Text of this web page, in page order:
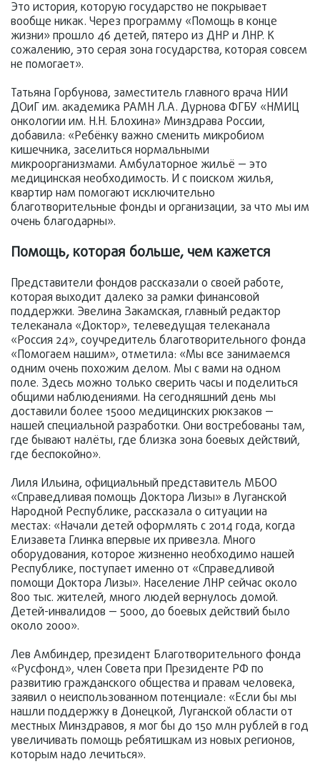
Это история, которую государство не покрывает
вообще никак. Через программу «Помощь в конце
жизни» прошло 46 детей, пятеро из ДНР и ЛНР. К
сожалению, это серая зона государства, которая совсем
не помогает».
Татьяна Горбунова, заместитель главного врача НИИ
ДОиГ им. академика РАМН Л.А. Дурнова ФГБУ «НМИЦ
онкологии им. Н.Н. Блохина» Минздрава России,
добавила: «Ребёнку важно сменить микробиом
кишечника, заселиться нормальными
микроорганизмами. Амбулаторное жильё — это
медицинская необходимость. И с поиском жилья,
квартир нам помогают исключительно
благотворительные фонды и организации, за что мы им
очень благодарны».
Помощь, которая больше, чем кажется
Представители фондов рассказали о своей работе,
которая выходит далеко за рамки финансовой
поддержки. Эвелина Закамская, главный редактор
телеканала «Доктор», телеведущая телеканала
«Россия 24», соучредитель благотворительного фонда
«Помогаем нашим», отметила: «Мы все занимаемся
одним очень похожим делом. Мы с вами на одном
поле. Здесь можно только сверить часы и поделиться
общими наблюдениями. На сегодняшний день мы
доставили более 15000 медицинских рюкзаков —
нашей специальной разработки. Они востребованы там,
где бывают налёты, где близка зона боевых действий,
где беспокойно».
Лиля Ильина, официальный представитель МБОО
«Справедливая помощь Доктора Лизы» в Луганской
Народной Республике, рассказала о ситуации на
местах: «Начали детей оформлять с 2014 года, когда
Елизавета Глинка впервые их привезла. Много
оборудования, которое жизненно необходимо нашей
Республике, поступает именно от «Справедливой
помощи Доктора Лизы». Население ЛНР сейчас около
800 тыс. жителей, много людей вернулось домой.
Детей-инвалидов — 5000, до боевых действий было
около 2000».
Лев Амбиндер, президент Благотворительного фонда
«Русфонд», член Совета при Президенте РФ по
развитию гражданского общества и правам человека,
заявил о неиспользованном потенциале: «Если бы мы
нашли поддержку в Донецкой, Луганской области от
местных Минздравов, я мог бы до 150 млн рублей в год
увеличивать помощь ребятишкам из новых регионов,
которым надо лечиться».